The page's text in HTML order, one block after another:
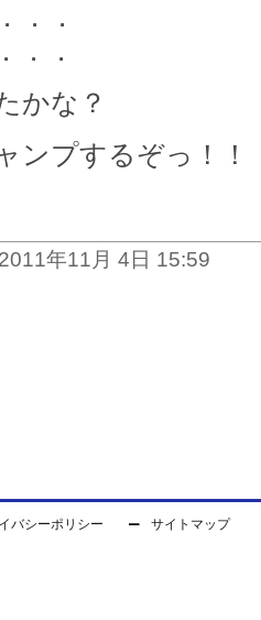
．．
．．
かな？
ンプするぞっ！！
年11月 4日 15:59
バシーポリシー サイトマップ